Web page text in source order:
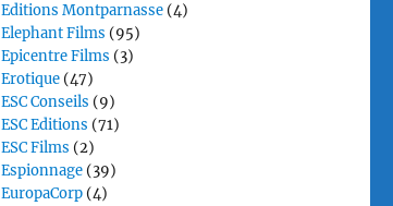
Editions Montparnasse (4)
Elephant Films (95)
Epicentre Films (3)
Erotique (47)
ESC Conseils (9)
ESC Editions (71)
ESC Films (2)
Espionnage (39)
EuropaCorp (4)